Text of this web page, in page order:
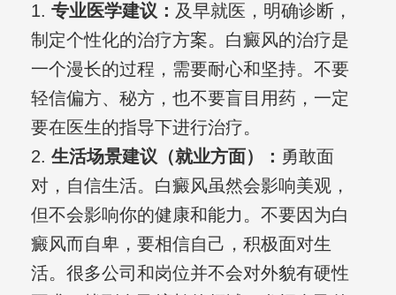
1. 专业医学建议： 及早就医，明确诊断，
制定个性化的治疗方案。白癜风的治疗是
一个漫长的过程，需要耐心和坚持。不要
轻信偏方、秘方，也不要盲目用药，一定
要在医生的指导下进行治疗。
2. 生活场景建议（就业方面）： 勇敢面
对，自信生活。白癜风虽然会影响美观，
但不会影响你的健康和能力。不要因为白
癜风而自卑，要相信自己，积极面对生
活。很多公司和岗位并不会对外貌有硬性